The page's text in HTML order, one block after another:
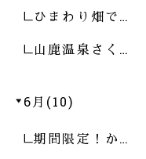
ひまわり畑で…
山鹿温泉さく…
6月(10)
期間限定！か…